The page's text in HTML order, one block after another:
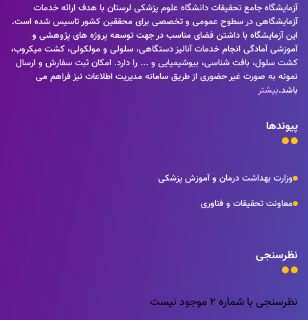
آزمایشگاه جامع تحقیقات دانشگاه علوم پزشکی لرستان با هدف ارائه خدمات
آزمایشگاهی در سطوح عمومی و تخصصی برای محققین کشور تاسیس شده است.
این آزمایشگاه با داشتن فضای مناسب در جهت توسعه پروژه های پژوهشی و
آموزشی آمادگی انجام خدمات آنالیز دستگاهی، سلولی و مولکولی، کشت میکروب،
کشت سلول، بافت شناسی، بیوشیمیایی و ... را دارد. امکان ثبت سفارش و ارسال
نمونه به صورت غیر حضوری از طریق سامانه مدیریت اطلاعات نیز فراهم می
باشد.بیشتر
پیوندها
وزارت بهداشت درمان و آموزش پزشکی
معاونت تحقیقات و فناوری
نظرسنجی
نظرسنجی با شماره 2 موجود نیست